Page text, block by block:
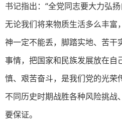
书记指出：“全党同志要大力弘
无论我们将来物质生活多么丰富
神一定不能丢，脚踏实地、苦干
事情，把国家和民族发展放在自
慎、艰苦奋斗，是我们党的光荣
不同历史时期战胜各种风险挑战
要保证。